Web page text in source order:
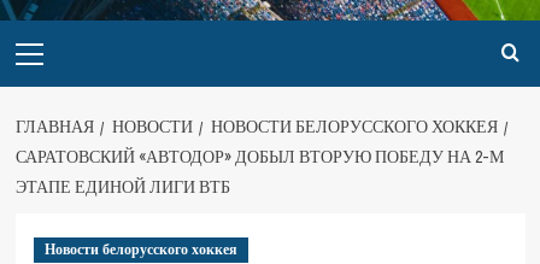
ГЛАВНАЯ НОВОСТИ
НОВОСТИ БЕЛОРУССКОГО ХОККЕЯ
САРАТОВСКИЙ «АВТОДОР» ДОБЫЛ ВТОРУЮ ПОБЕДУ НА 2-М
ЭТАПЕ ЕДИНОЙ ЛИГИ ВТБ
Новости белорусского хоккея